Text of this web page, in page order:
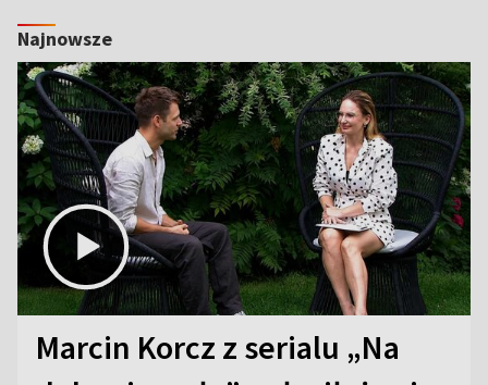
Najnowsze
Marcin Korcz z serialu „Na